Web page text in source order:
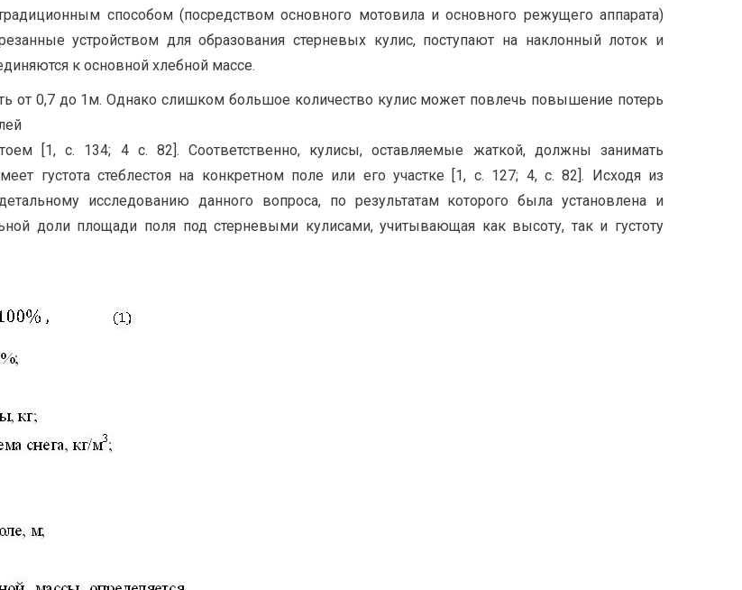
способом (посредством основного мотовила и основного режущего аппарата)
устройством для образования стерневых кулис, поступают на наклонный лоток и
к основной хлебной массе.
от 0,7 до 1м. Однако слишком большое количество кулис может повлечь повышение потерь
[1, с. 134; 4 с. 82]. Соответственно, кулисы, оставляемые жаткой, должны занимать
густота стеблестоя на конкретном поле или его участке [1, с. 127; 4, с. 82]. Исходя из
исследованию данного вопроса, по результатам которого была установлена и
доли площади поля под стерневыми кулисами, учитывающая как высоту, так и густоту